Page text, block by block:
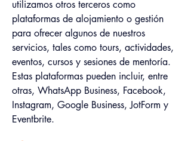
utilizamos otros terceros como
plataformas de alojamiento o gestión
para ofrecer algunos de nuestros
servicios, tales como tours, actividades,
eventos, cursos y sesiones de mentoría.
Estas plataformas pueden incluir, entre
otras, WhatsApp Business, Facebook,
Instagram, Google Business, JotForm y
Eventbrite.